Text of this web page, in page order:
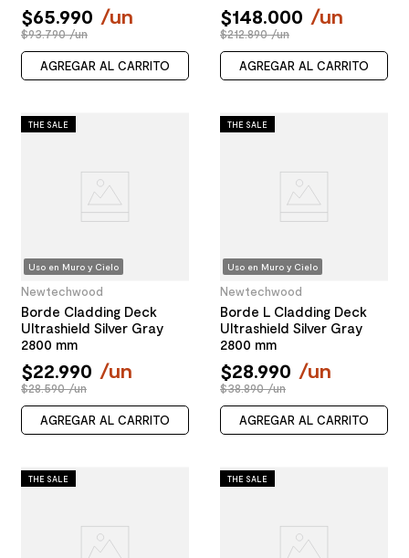
$65.990 /un
$93.790 /un
AGREGAR AL CARRITO
$148.000 /un
$212.890 /un
AGREGAR AL CARRITO
THE SALE
Uso en Muro y Cielo
Newtechwood
Borde Cladding Deck
Ultrashield Silver Gray
2800 mm
$22.990 /un
$28.590 /un
AGREGAR AL CARRITO
THE SALE
Uso en Muro y Cielo
Newtechwood
Borde L Cladding Deck
Ultrashield Silver Gray
2800 mm
$28.990 /un
$38.890 /un
AGREGAR AL CARRITO
THE SALE THE SALE